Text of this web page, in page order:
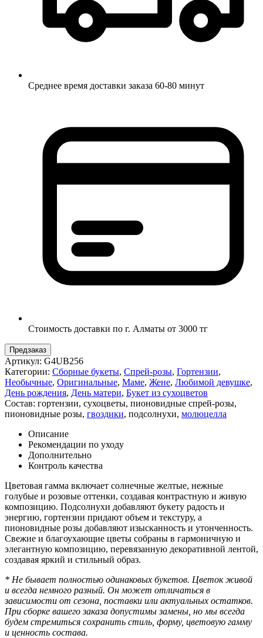
Среднее время доставки заказа 60-80 минут
Стоимость доставки по г. Алматы от 3000 тг
Предзаказ
Артикул: G4UB256
Категории: Сборные букеты, Спрей-розы, Гортензии,
Необычные, Оригинальные, Маме, Жене, Любимой девушке,
День рождения, День матери, Букет из сухоцветов
Состав: гортензии, сухоцветы, пионовидные спрей-розы,
пионовидные розы, гвоздики, подсолнухи, молюцелла
Описание
Рекомендации по уходу
Дополнительно
Контроль качества
Цветовая гамма включает солнечные желтые, нежные
голубые и розовые оттенки, создавая контрастную и живую
композицию. Подсолнухи добавляют букету радость и
энергию, гортензии придают объем и текстуру, а
пионовидные розы добавляют изысканность и утонченность.
Свежие и благоухающие цветы собраны в гармоничную и
элегантную композицию, перевязанную декоративной лентой,
создавая яркий и стильный образ.
* Не бывает полностью одинаковых букетов. Цветок живой
и всегда немного разный. Он может отличаться в
зависимости от сезона, поставки или актуальных остатков.
При сборке вашего заказа допустимы замены, но мы всегда
будем стремиться сохранить стиль, форму, цветовую гамму
и ценность состава.